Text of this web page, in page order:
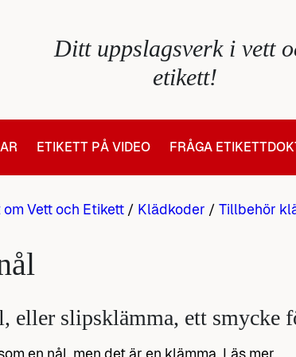
Ditt uppslagsverk i vett
etikett!
ETIKETT PÅ VIDEO FRÅGA
Vett och Etikett / Klädkoder / Tillbehör
eller slipsklämma, ett smycke